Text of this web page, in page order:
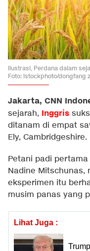
Ilustrasi, Perdana dalam
Foto: istockphoto/dongfang
Jakarta, CNN
sejarah, Inggris
ditanam di empat
Ely, Cambridgeshire.
Petani padi
Nadine Mitschunas,
eksperimen itu
musim panas yang
Lihat Juga :